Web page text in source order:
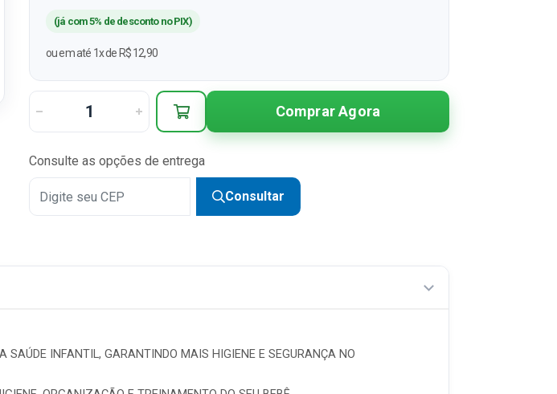
(já com 5% de desconto no PIX)
ou em até 1x de R$ 12,90
Comprar Agora
Consulte as opções de entrega
Consultar
SAÚDE INFANTIL, GARANTINDO MAIS HIGIENE E SEGURANÇA NO